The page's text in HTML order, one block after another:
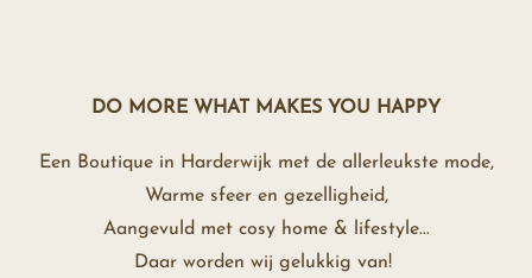
DO MORE WHAT MAKES YOU HAPPY
Een Boutique in Harderwijk met de allerleukste mode,
Warme sfeer en gezelligheid,
Aangevuld met cosy home & lifestyle...
Daar worden wij gelukkig van!